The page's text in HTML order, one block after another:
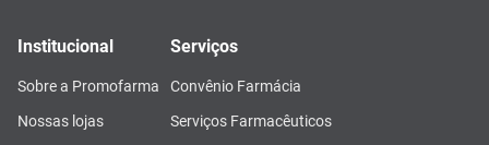
Institucional
Sobre a Promofarma
Nossas lojas
Serviços
Convênio Farmácia
Serviços Farmacêuticos